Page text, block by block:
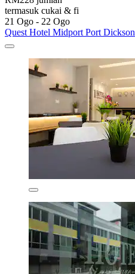
termasuk cukai & fi
21 Ogo - 22 Ogo
Quest Hotel Midport Port Dickson